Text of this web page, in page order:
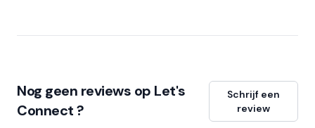
Nog geen reviews op Let's
Connect ?
Schrijf een
review